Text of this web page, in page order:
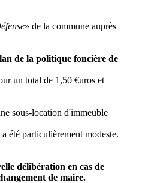
» de la commune auprès
de la politique foncière de
un total de 1,50 €uros et
sous-location d'immeuble
été particulièrement modeste.
délibération en cas de
de maire.